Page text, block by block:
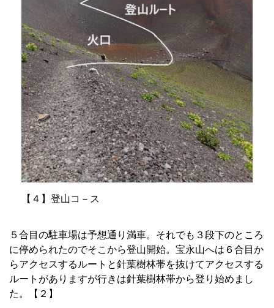
【４】登山コ－ス
５合目の駐車場は予想通り満車。それでも３段下のところ
に停められたのでそこから登山開始。 宝永山へは６合目か
らアクセスするルートと針葉樹林帯を抜けてアクセスする
ルートがありますが行きは針葉樹林帯から登り始めまし
た。【２】